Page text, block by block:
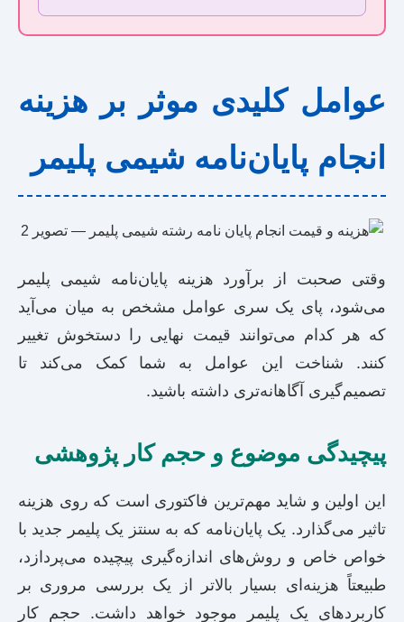
عوامل کلیدی موثر بر هزینه
انجام پایان‌نامه شیمی پلیمر
وقتی صحبت از برآورد هزینه پایان‌نامه شیمی پلیمر
می‌شود، پای یک سری عوامل مشخص به میان می‌آید
که هر کدام می‌توانند قیمت نهایی را دستخوش تغییر
کنند. شناخت این عوامل به شما کمک می‌کند تا
تصمیم‌گیری آگاهانه‌تری داشته باشید.
پیچیدگی موضوع و حجم کار پژوهشی
این اولین و شاید مهم‌ترین فاکتوری است که روی هزینه
تاثیر می‌گذارد. یک پایان‌نامه که به سنتز یک پلیمر جدید با
خواص خاص و روش‌های اندازه‌گیری پیچیده می‌پردازد،
طبیعتاً هزینه‌ای بسیار بالاتر از یک بررسی مروری بر
کاربردهای یک پلیمر موجود خواهد داشت. حجم کار